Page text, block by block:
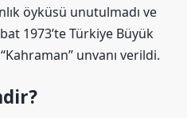
öyküsü unutulmadı ve
1973’te Türkiye Büyük
unvanı verildi.